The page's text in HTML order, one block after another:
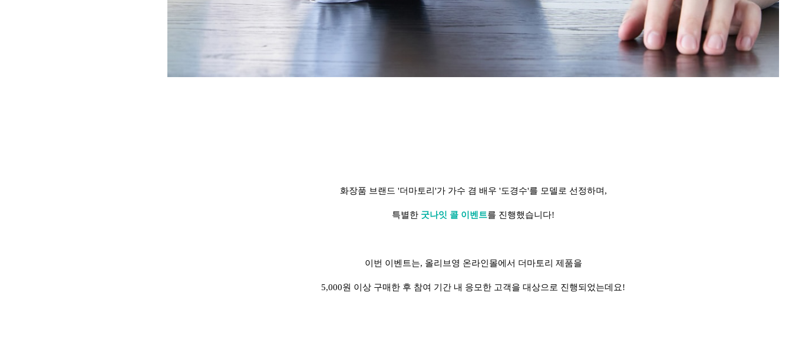
화장품 브랜드 '더마토리'가 가수 겸 배우 '도경수'를 모델로 선정하며,
특별한 굿나잇 콜 이벤트를 진행했습니다!
이번 이벤트는, 올리브영 온라인몰에서 더마토리 제품을
5,000원 이상 구매한 후 참여 기간 내 응모한 고객을 대상으로 진행되었는데요!